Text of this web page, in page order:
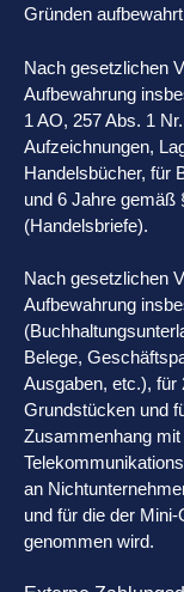
Gründen
Nach gesetzlichen
Aufbewahrung
1 AO, 257 Abs. 1
Aufzeichnungen,
Handelsbücher, für
und 6 Jahre gemäß
(Handelsbriefe).
Nach gesetzlichen
Aufbewahrung
Belege,
Ausgaben, etc.),
Grundstücken und
Zusammenhang
an
und für die der
genommen wird.